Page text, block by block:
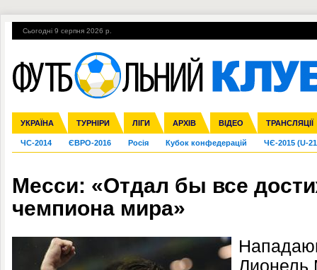
Сьогодні 9 серпня 2026 р.
УКРАЇНА ТУРНІРИ ЛІГИ АРХІВ ВІДЕО ТРАНСЛЯЦІЇ
Збірна Прем'єр-ліга Перша ліга Друга ліга Кубок України
Ліга чемпіонів Ліга Європи Міжнародні Ліга націй Ліга
Англія Іспанія Італія Німеччина Франція Інші
ЧС-2014 ЄВРО-2016 Росія Кубок конфедерацій ЧЄ-2015 (U-
Гарячі теми УПЛ, 2-й тур ВІЙНА УПЛ-ПЕРЕХОДИ
Месси: «Отдал бы все
чемпиона мира»
Лионель